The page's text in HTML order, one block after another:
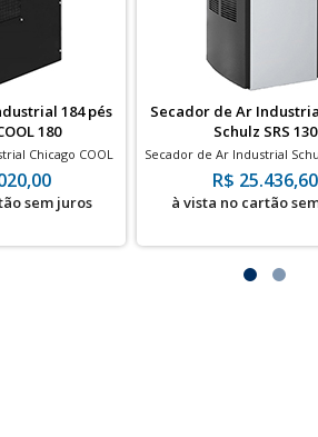
184 pés
180
Chicago COOL
- 13 bar
sem juros
Secador de Ar
Schulz SRS 130
Secador de Ar Industrial
130 pés - 15 bar
R$ 25.436,60
à vista no cartão